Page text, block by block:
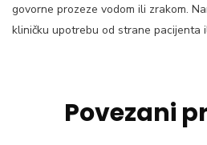
govorne prozeze vodom ili zrakom.
kliničku upotrebu od strane pacijenta
Povezani